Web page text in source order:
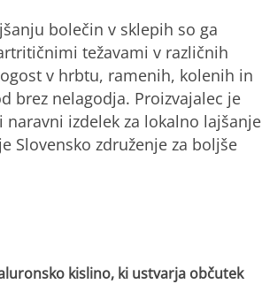
bolečin v sklepih so ga
težavami v različnih
v hrbtu, ramenih, kolenih in
brez nelagodja. Proizvajalec je
izdelek za lokalno lajšanje
Slovensko združenje za boljše
kislino, ki ustvarja občutek